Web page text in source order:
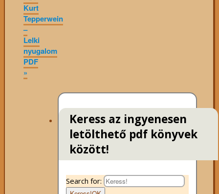
Kurt
Tepperwein
–
Lelki
nyugalom
PDF
»
Keress az ingyenesen
letölthető pdf könyvek
között!
Search for: